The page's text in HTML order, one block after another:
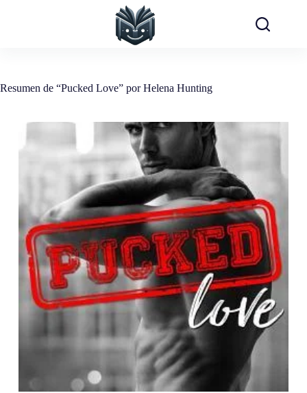
Resumen de “Pucked Love” por Helena Hunting